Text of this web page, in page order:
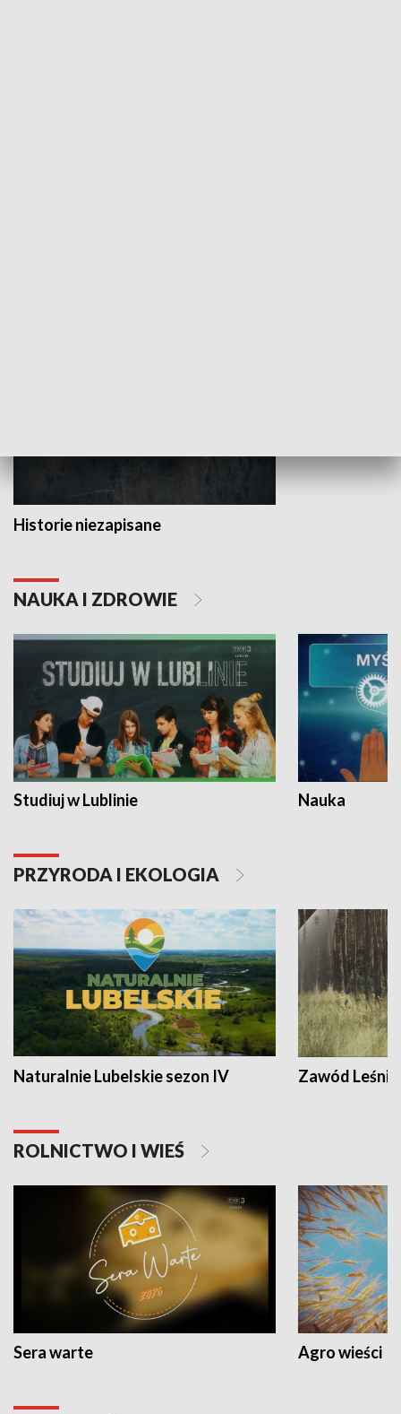
Historie niezapisane
NAUKA I ZDROWIE
Studiuj w Lublinie Nauka
PRZYRODA I EKOLOGIA
Naturalnie Lubelskie sezon IV Zawód Leśnik
ROLNICTWO I WIEŚ
Sera warte Agro wieści